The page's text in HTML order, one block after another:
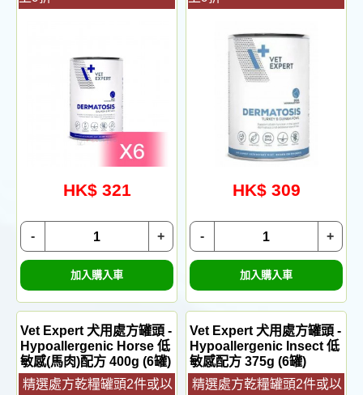
HK$ 321
+
-
加入購入車
HK$ 309
+
-
加入購入車
Vet Expert 犬用處方罐頭 -
Hypoallergenic Horse 低
敏感(馬肉)配方 400g (6罐)
精選處方乾糧罐頭2件或以
Vet Expert 犬用處方罐頭 -
Hypoallergenic Insect 低
敏感配方 375g (6罐)
精選處方乾糧罐頭2件或以